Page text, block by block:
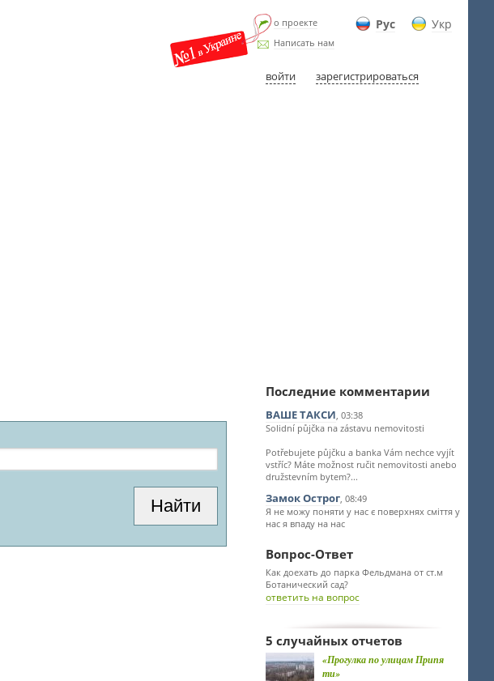
Рус Укр
о проекте
Написать нам
войти зарегистрироваться
Последние комментарии
ВАШЕ ТАКСИ, 03:38
Solidní půjčka na zástavu nemovitosti
Potřebujete půjčku a banka Vám nechce vyjít
vstříc? Máte možnost ručit nemovitosti anebo
družstevním bytem?...
Замок Острог, 08:49
Я не можу поняти у нас є поверхнях сміття у
нас я впаду на нас
Вопрос-Ответ
Как доехать до парка Фельдмана от ст.м
Ботанический сад?
ответить на вопрос
5 случайных отчетов
«Прогулка по улицам Припя
ти»